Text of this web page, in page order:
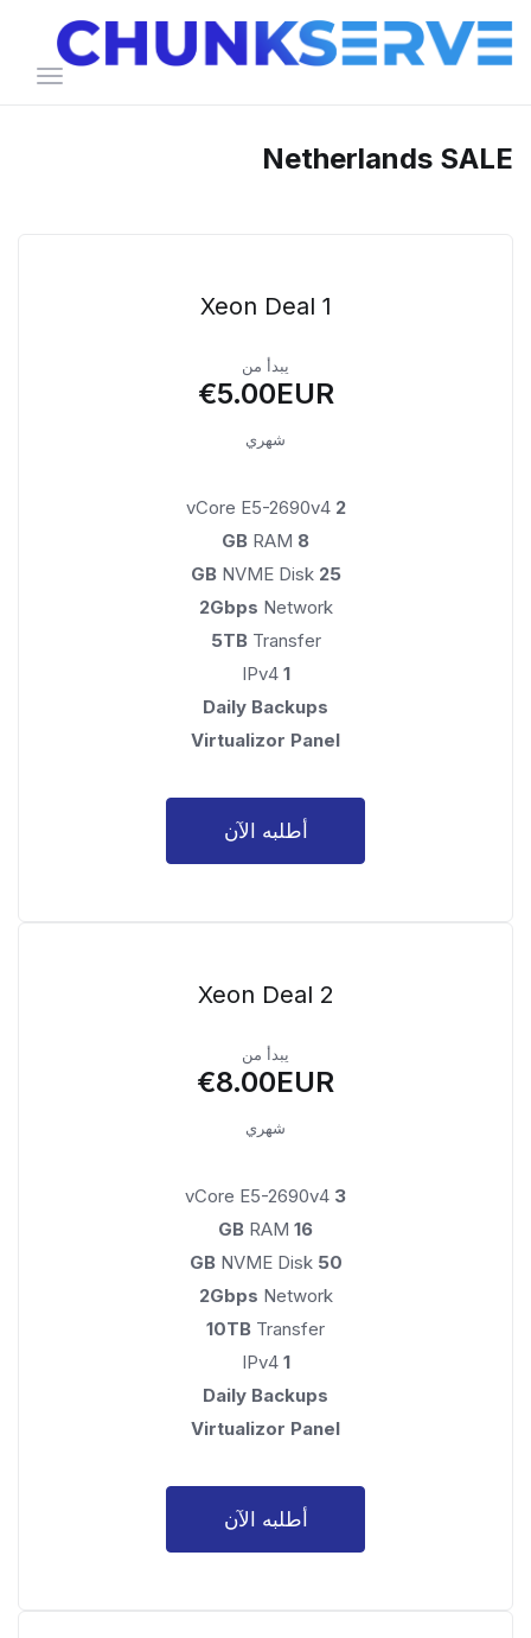
تبديل
Netherlands SALE
Xeon Deal 1
يبدأ من
€5.00EUR
شهري
2
vCore E5-2690v4
8 GB
RAM
25 GB
NVME Disk
2Gbps Network
5TBTransfer
1
IPv4
Daily Backups
Virtualizor Panel
أطلبه الآن
Xeon Deal 2
يبدأ من
€8.00EUR
شهري
3
16 GB
RAM
50 GB
NVME Disk
2Gbps Network
10TB Transfer
1
IPv4
Daily Backups
Virtualizor Panel
أطلبه الآن